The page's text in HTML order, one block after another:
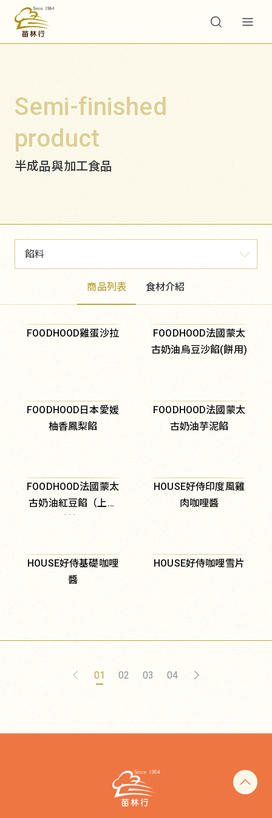
Semi-finished
product
半成品與加工食品
餡料
商品列表 食材介紹
FOODHOOD雞蛋沙拉
FOODHOOD法國蒙太
古奶油烏豆沙餡(餅用)
FOODHOOD日本愛媛
柚香鳳梨餡
FOODHOOD法國蒙太
古奶油芋泥餡
FOODHOOD法國蒙太
古奶油紅豆餡（上白
HOUSE好侍印度風雞
肉咖哩醬
HOUSE好侍基礎咖哩
醬
HOUSE好侍咖哩雪片
01 02 03 04